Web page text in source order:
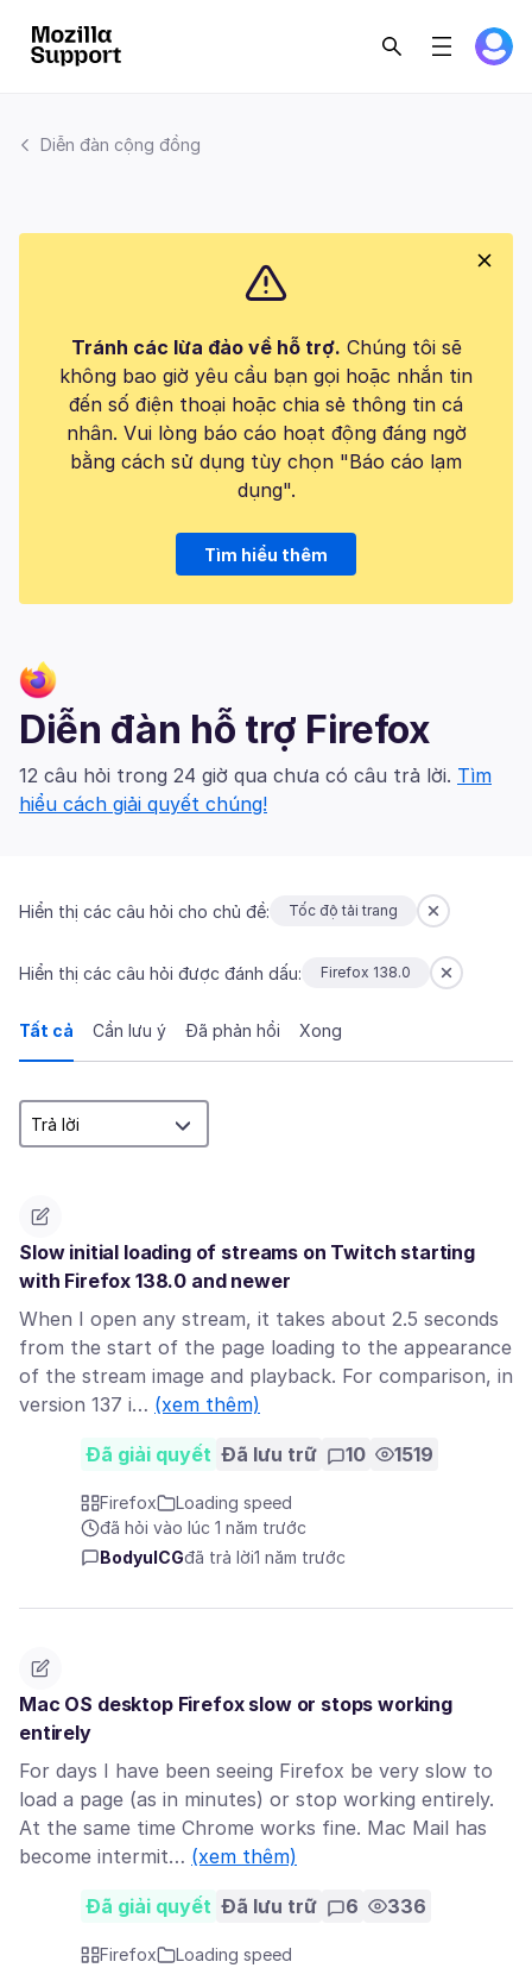
Diễn đàn cộng đồng
Tránh các lừa đảo về hỗ trợ. Chúng tôi sẽ
không bao giờ yêu cầu bạn gọi hoặc nhắn tin
đến số điện thoại hoặc chia sẻ thông tin cá
nhân. Vui lòng báo cáo hoạt động đáng ngờ
bằng cách sử dụng tùy chọn "Báo cáo lạm
dụng".
Tìm hiểu thêm
Diễn đàn hỗ trợ Firefox
12 câu hỏi trong 24 giờ qua chưa có câu trả lời. Tìm
hiểu cách giải quyết chúng!
Hiển thị các câu hỏi cho chủ đề: Tốc độ tải trang
Hiển thị các câu hỏi được đánh dấu: Firefox 138.0
Tất cả Cần lưu ý Đã phản hồi Xong
Slow initial loading of streams on Twitch starting
with Firefox 138.0 and newer
When I open any stream, it takes about 2.5 seconds
from the start of the page loading to the appearance
of the stream image and playback. For comparison, in
version 137 i… (xem thêm)
Đã giải quyết Đã lưu trữ 10 1519
Firefox
Loading speed
đã hỏi vào lúc 1 năm trước
BodyulCGđã trả lời1 năm trước
Mac OS desktop Firefox slow or stops working
entirely
For days I have been seeing Firefox be very slow to
load a page (as in minutes) or stop working entirely.
At the same time Chrome works fine. Mac Mail has
become intermit… (xem thêm)
Đã giải quyết Đã lưu trữ 6 336
Firefox
Loading speed